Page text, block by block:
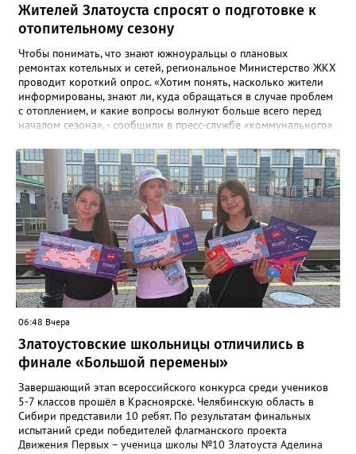
Жителей Златоуста спросят о подготовке к
отопительному сезону
Чтобы понимать, что знают южноуральцы о плановых
ремонтах котельных и сетей, региональное Министерство ЖКХ
проводит короткий опрос. «Хотим понять, насколько жители
информированы, знают ли, куда обращаться в случае проблем
с отоплением, и какие вопросы волнуют больше всего перед
началом сезона», - сообщили в пресс-службе «коммунального»
6 вопросов. Южноуральцам, например, предлагают поделиться
опасениями, мучающими их накануне зимы. Среди вариантов:
своевременное начало отопительного сезона, температура в
квартире, возможные аварии и перебои, размер платы за
отопление. А также поставить оценку работе управляющей
компании – в диапазоне от «Безусловно хорошо» до
«Безусловно плохо». «Опрос займет всего пару минут, но ваши
ответы помогут обратить внимание на темы, которые
действительно важны для людей», - утверждают в
министерстве.
06:48 Вчера
Златоустовские школьницы отличились в
финале «Большой перемены»
Завершающий этап всероссийского конкурса среди учеников
5-7 классов прошёл в Красноярске. Челябинскую область в
Сибири представили 10 ребят. По результатам финальных
испытаний среди победителей флагманского проекта
Движения Первых – ученица школы №10 Златоуста Аделина